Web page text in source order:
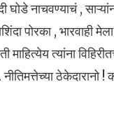
नाचवण्याचं ,
पोरका , भारवाही
त्यांना